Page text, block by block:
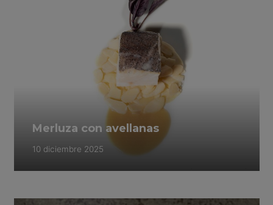
Merluza con avellanas
10 diciembre 2025